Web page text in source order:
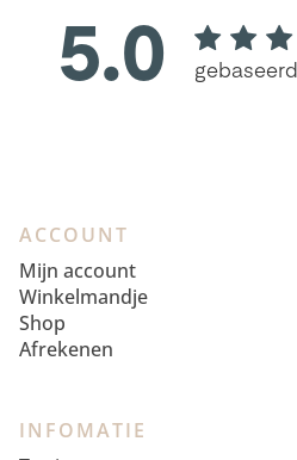
ACCOUNT
Mijn account
Winkelmandje
Shop
Afrekenen
INFOMATIE